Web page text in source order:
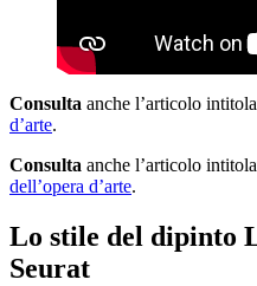
Consulta anche l’articolo
d’arte.
Consulta anche l’articolo
dell’opera d’arte.
Lo stile del dipinto
Seurat